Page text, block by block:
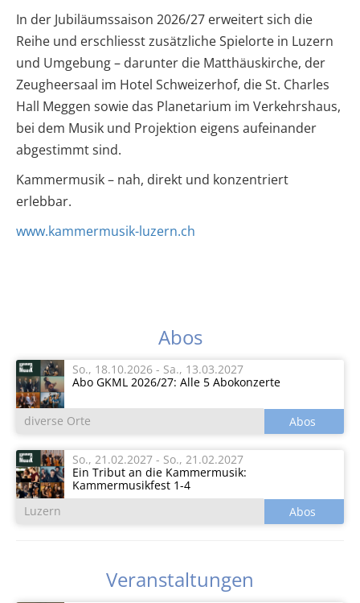
In der Jubiläumssaison 2026/27 erweitert sich die
Reihe und erschliesst zusätzliche Spielorte in Luzern
und Umgebung – darunter die Matthäuskirche, der
Zeugheersaal im Hotel Schweizerhof, die St. Charles
Hall Meggen sowie das Planetarium im Verkehrshaus,
bei dem Musik und Projektion eigens aufeinander
abgestimmt sind.
Kammermusik – nah, direkt und konzentriert
erlebbar.
www.kammermusik-luzern.ch
Abos
So., 18.10.2026 - Sa., 13.03.2027
Abo GKML 2026/27: Alle 5 Abokonzerte
diverse Orte
So., 21.02.2027 - So., 21.02.2027
Ein Tribut an die Kammermusik:
Kammermusikfest 1-4
Luzern
Veranstaltungen